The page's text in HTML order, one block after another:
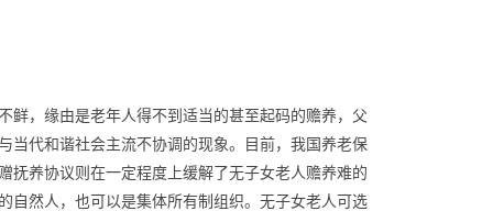
鲜，缘由是老年人得不到适当的甚至起码的赡养，父
当代和谐社会主流不协调的现象。目前，我国养老保
抚养协议则在一定程度上缓解了无子女老人赡养难的
自然人，也可以是集体所有制组织。无子女老人可选